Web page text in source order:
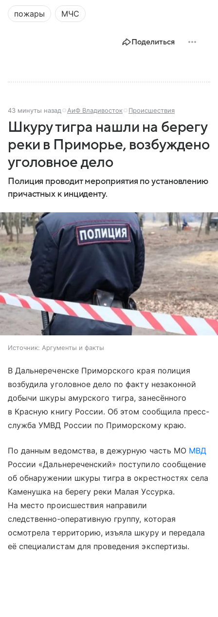
представляет собой МЧС, как оно устроено, какие
задачи выполняет и какую роль играет в
современной России.
пожары МЧС
Поделиться
43 минуты назад АиФ Владивосток Происшествия
Шкуру тигра нашли на берегу
реки в Приморье, возбуждено
уголовное дело
Полиция проводит мероприятия по установлению
причастных к инциденту.
Источник: Аргументы и факты
В Дальнереченске Приморского края полиция
возбудила уголовное дело по факту незаконной
добычи шкуры амурского тигра, занесённого
в Красную книгу России. Об этом сообщила пресс-
служба УМВД России по Приморскому краю.
По данным ведомства, в дежурную часть МО МВД
России «Дальнереченский» поступило сообщение
об обнаружении шкуры тигра в окрестностях села
Каменушка на берегу реки Малая Уссурка.
На место происшествия направили
следственно‑оперативную группу, которая
осмотрела территорию, изъяла шкуру и передала
её специалистам для проведения экспертизы.